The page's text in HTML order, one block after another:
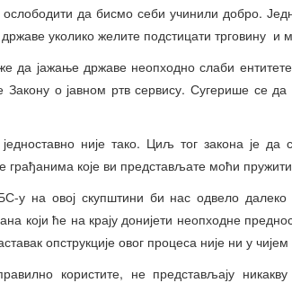
да бисмо себи учинили добро.
уколико желите подстицати трговину и
да јажање државе неопходно слаби
Закону о јавном ртв сервису. Сугерише се
није тако. Циљ тог закона је да
грађанима које ви представљате моћи
у на овој скупштини би нас одвело
који ће на крају донијети неопходне
опструкције овог процеса није ни у
користите, не представљају